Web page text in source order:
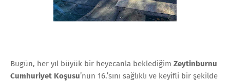
Bugün, her yıl büyük bir heyecanla beklediğim Zeytinburnu
Cumhuriyet Koşusu’nun 16.’sını sağlıklı ve keyifli bir şekilde